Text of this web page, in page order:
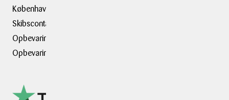
København
Skibscontainer
Opbevaring i København
Opbevaringsplads